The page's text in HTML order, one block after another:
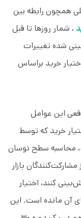
همچون رابطه بین
، شمار روزها تا قبل
شده تغییرات
خرید براساس
این عوامل
خرید که توسط
محاسبه سطح نوسان
بازار
را طی دوره ۳۰ روزه پیش‌بینی کنند، اختیار
که ۳۰ روز تا انقضای آن مانده است. این